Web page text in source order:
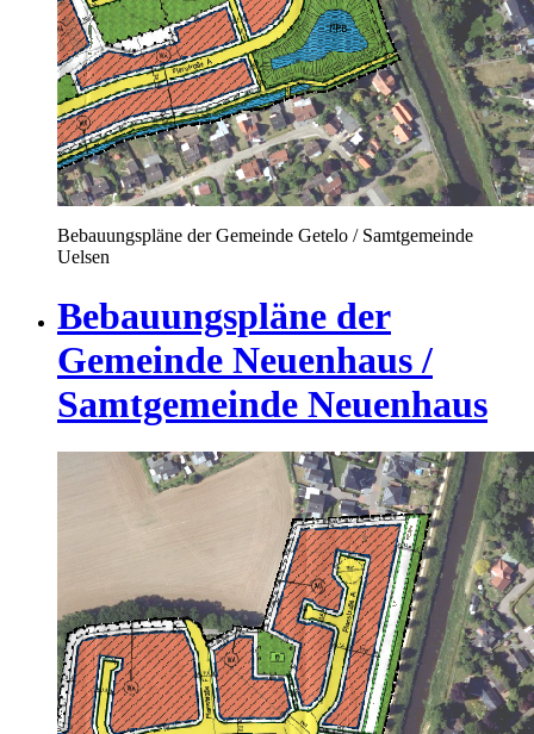
Bebauungspläne der Gemeinde Getelo / Samtgemeinde
Uelsen
Bebauungspläne der
Gemeinde Neuenhaus /
Samtgemeinde Neuenhaus